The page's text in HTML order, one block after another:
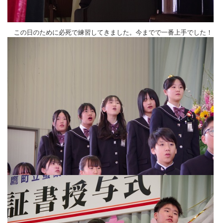
この日のために必死で練習してきました。今までで一番上手でした！